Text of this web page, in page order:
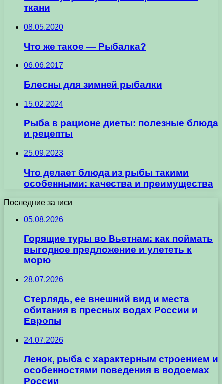
ткани
08.05.2020
Что же такое — Рыбалка?
06.06.2017
Блесны для зимней рыбалки
15.02.2024
Рыба в рационе диеты: полезные блюда
и рецепты
25.09.2023
Что делает блюда из рыбы такими
особенными: качества и преимущества
Последние записи
05.08.2026
Горящие туры во Вьетнам: как поймать
выгодное предложение и улететь к
морю
28.07.2026
Стерлядь, ее внешний вид и места
обитания в пресных водах России и
Европы
24.07.2026
Ленок, рыба с характерным строением и
особенностями поведения в водоемах
России